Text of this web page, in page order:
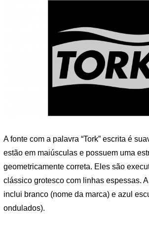
A fonte com a palavra “Tork” escrita é
estão em maiúsculas e possuem uma
geometricamente correta. Eles são
clássico grotesco com linhas espessas.
inclui branco (nome da marca) e azul
ondulados).